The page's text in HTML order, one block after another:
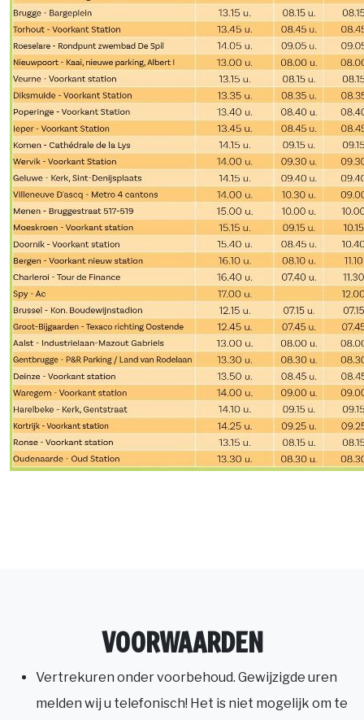
VOORWAARDEN
Vertrekuren onder voorbehoud. Gewijzigde uren
melden wij u telefonisch! Het is niet mogelijk om te